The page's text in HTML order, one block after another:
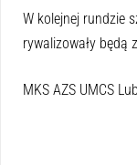
W kolejnej rundzie
rywalizowały będą
MKS AZS UMCS